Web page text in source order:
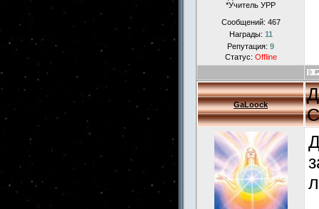
*Учитель УРР
Сообщений: 467
Награды: 11
Репутация: 9
Статус: Offline
GaLoock